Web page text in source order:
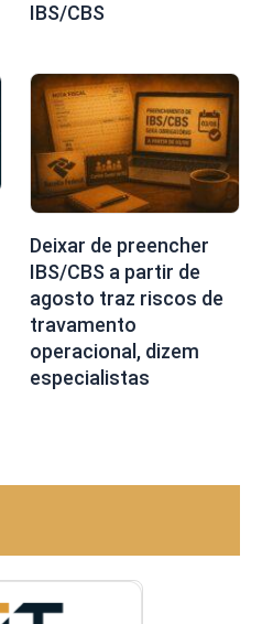
IBS/CBS
Deixar de preencher
IBS/CBS a partir de
agosto traz riscos de
travamento
operacional, dizem
especialistas